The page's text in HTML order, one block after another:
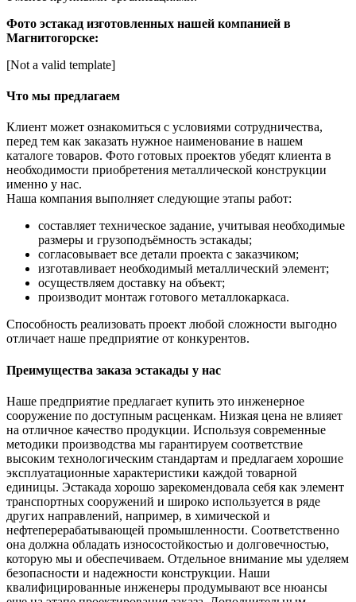
Фото эстакад изготовленных нашей компанией в
Магнитогорске:
[Not a valid template]
Что мы предлагаем
Клиент может ознакомиться с условиями сотрудничества,
перед тем как заказать нужное наименование в нашем
каталоге товаров. Фото готовых проектов убедят клиента в
необходимости приобретения металлической конструкции
именно у нас.
Наша компания выполняет следующие этапы работ:
составляет техническое задание, учитывая необходимые
размеры и грузоподъёмность эстакады;
согласовывает все детали проекта с заказчиком;
изготавливает необходимый металлический элемент;
осуществляем доставку на объект;
производит монтаж готового металлокаркаса.
Способность реализовать проект любой сложности выгодно
отличает наше предприятие от конкурентов.
Преимущества заказа эстакады у нас
Наше предприятие предлагает купить это инженерное
сооружение по доступным расценкам. Низкая цена не влияет
на отличное качество продукции. Используя современные
методики производства мы гарантируем соответствие
высоким технологическим стандартам и предлагаем хорошие
эксплуатационные характеристики каждой товарной
единицы. Эстакада хорошо зарекомендовала себя как элемент
транспортных сооружений и широко используется в ряде
других направлений, например, в химической и
нефтеперерабатывающей промышленности. Соответственно
она должна обладать износостойкостью и долговечностью,
которую мы и обеспечиваем. Отдельное внимание мы уделяем
безопасности и надежности конструкции. Наши
квалифицированные инженеры продумывают все нюансы